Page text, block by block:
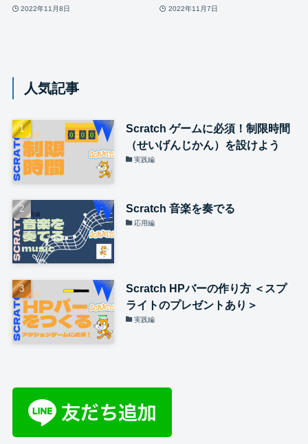
2022年11月8日 2022年11月7日
人気記事
Scratch ゲームに必須！制限時間
（せいげんじかん）を設けよう
実践編
Scratch 音楽を奏でる
応用編
Scratch HPバーの作り方 ＜スプ
ライトのプレゼントあり＞
実践編